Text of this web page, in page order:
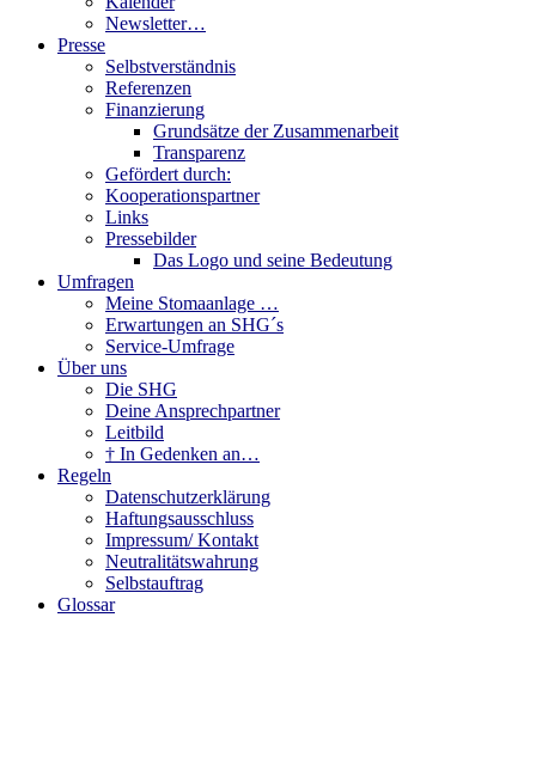
Newsletter…
Presse
Selbstverständnis
Referenzen
Finanzierung
Grundsätze der Zusammenarbeit
Transparenz
Gefördert durch:
Kooperationspartner
Links
Pressebilder
Das Logo und seine Bedeutung
Umfragen
Meine Stomaanlage …
Erwartungen an SHG´s
Service-Umfrage
Über uns
Die SHG
Deine Ansprechpartner
Leitbild
† In Gedenken an…
Regeln
Datenschutzerklärung
Haftungsausschluss
Impressum/ Kontakt
Neutralitätswahrung
Selbstauftrag
Glossar